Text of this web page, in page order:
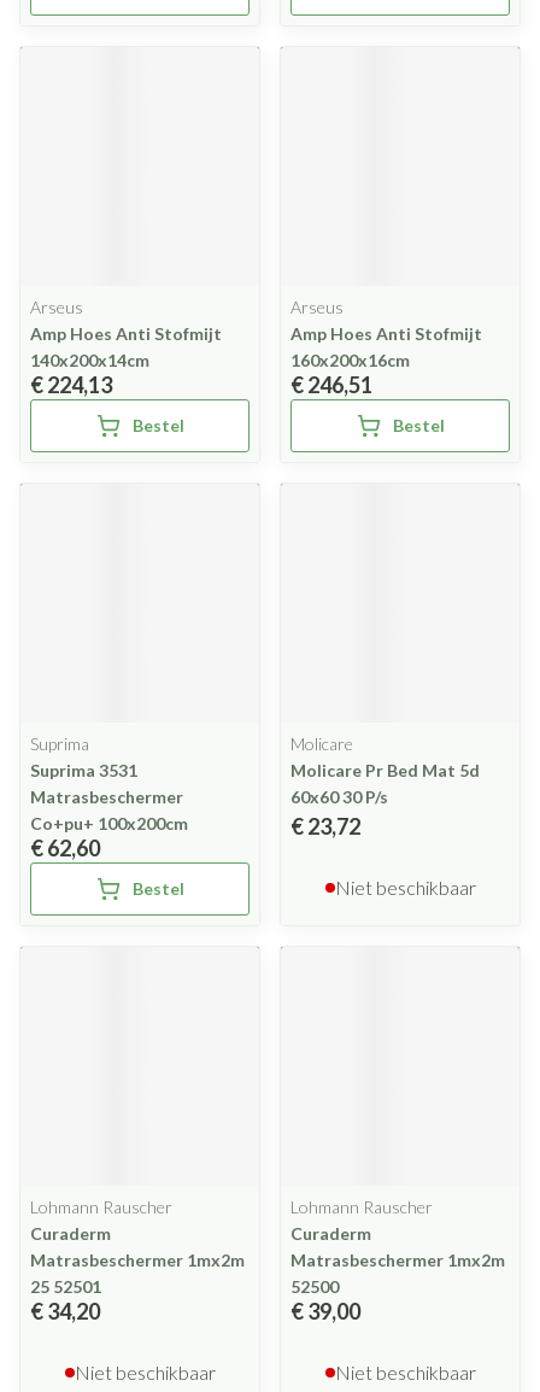
Arseus
Amp Hoes Anti Stofmijt
140x200x14cm
€ 224,13
Bestel
Arseus
Amp Hoes Anti Stofmijt
160x200x16cm
€ 246,51
Bestel
Suprima
Suprima 3531
Matrasbeschermer
Co+pu+ 100x200cm
€ 62,60
Bestel
Molicare
Molicare Pr Bed Mat 5d
60x60 30 P/s
€ 23,72
Niet beschikbaar
Lohmann Rauscher
Curaderm
Matrasbeschermer 1mx2m
25 52501
€ 34,20
Niet beschikbaar
Lohmann Rauscher
Curaderm
Matrasbeschermer 1mx2m
52500
€ 39,00
Niet beschikbaar